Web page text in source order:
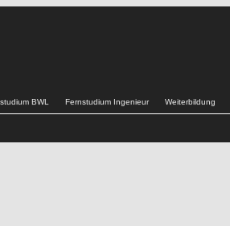
BWL Fernstudium Ingenieur Weiterbildung